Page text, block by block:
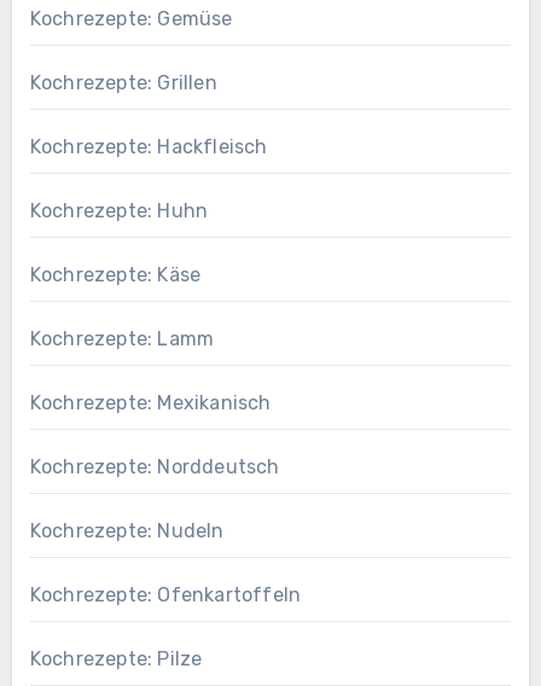
Kochrezepte: Gemüse
Kochrezepte: Grillen
Kochrezepte: Hackfleisch
Kochrezepte: Huhn
Kochrezepte: Käse
Kochrezepte: Lamm
Kochrezepte: Mexikanisch
Kochrezepte: Norddeutsch
Kochrezepte: Nudeln
Kochrezepte: Ofenkartoffeln
Kochrezepte: Pilze